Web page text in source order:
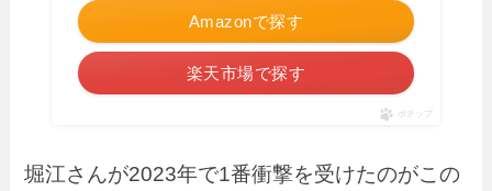
Amazonで探す
楽天市場で探す
ポチップ
堀江さんが2023年で1番衝撃を受けたのがこの